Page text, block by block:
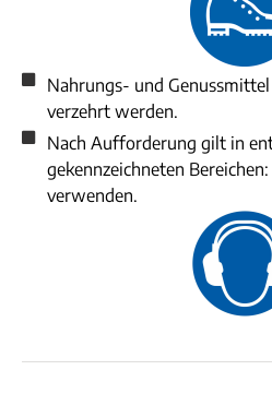
Nahrungs- und
verzehrt werden.
Nach Aufforderung gilt in
gekennzeichneten
verwenden.